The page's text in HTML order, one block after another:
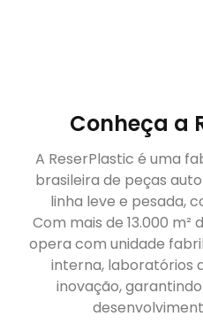
Conheça a
A ReserPlastic é uma
brasileira de peças
linha leve e pesada,
Com mais de 13.000
opera com unidade
interna, laboratórios
inovação,